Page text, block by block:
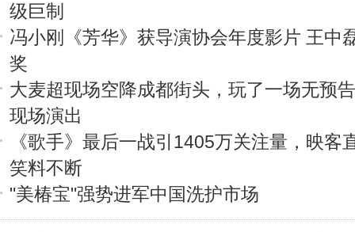
级巨制
冯小刚《芳华》获导演协会年度影片 王中
奖
大麦超现场空降成都街头，玩了一场无预
现场演出
《歌手》最后一战引1405万关注量，映客
笑料不断
"美椿宝"强势进军中国洗护市场